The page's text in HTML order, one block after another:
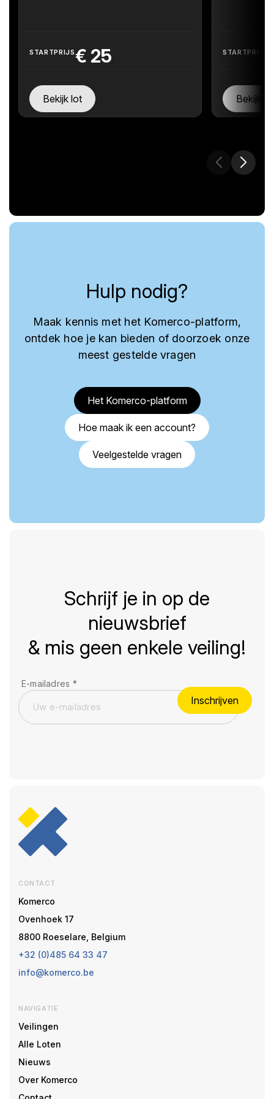
STARTPRIJS€ 25
Bekijk lot
STARTPRIJS
Bekijk
Hulp nodig?
Maak kennis met het Komerco-platform,
ontdek hoe je kan bieden of doorzoek onze
meest gestelde vragen
Het Komerco-platform
Hoe maak ik een account?
Veelgestelde vragen
Schrijf je in op de
nieuwsbrief
& mis geen enkele veiling!
E-mailadres *
Inschrijven
CONTACT
Komerco
Ovenhoek 17
8800 Roeselare, Belgium
+32 (0)485 64 33 47
info@komerco.be
NAVIGATIE
Veilingen
Alle Loten
Nieuws
Over Komerco